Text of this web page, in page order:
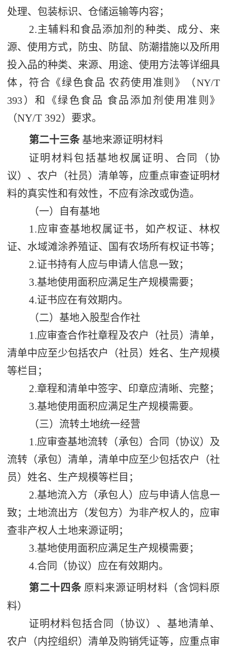
处理、包装标识、仓储运输等内容；
2.主辅料和食品添加剂的种类、成分、来
源、使用方式，防虫、防鼠、防潮措施以及所用
投入品的种类、来源、用途、使用方法等详细具
体，符合《绿色食品 农药使用准则》（NY/T
393）和《绿色食品 食品添加剂使用准则》
（NY/T 392） 要求。
第二十三条 基地来源证明材料
证明材料包括基地权属证明、合同（协
议）、农户（社员）清单等，应重点审查证明材
料的真实性和有效性，不应有涂改或伪造。
（一）自有基地
1.应审查基地权属证书，如产权证、林权
证、水域滩涂养殖证、国有农场所有权证书等；
2.证书持有人应与申请人信息一致；
3.基地使用面积应满足生产规模需要；
4.证书应在有效期内。
（二）基地入股型合作社
1.应审查合作社章程及农户（社员）清单，
清单中应至少包括农户（社员）姓名、生产规模
等栏目；
2.章程和清单中签字、印章应清晰、完整；
3.基地使用面积应满足生产规模需要。
（三）流转土地统一经营
1.应审查基地流转（承包）合同（协议）及
流转（承包）清单，清单中应至少包括农户（社
员）姓名、生产规模等栏目；
2.基地流入方（承包人）应与申请人信息一
致；土地流出方（发包方）为非产权人的，应审
查非产权人土地来源证明；
3.基地使用面积应满足生产规模需要；
4.合同（协议）应在有效期内。
第二十四条 原料来源证明材料（含饲料原
料）
证明材料包括合同（协议）、基地清单、
农户（内控组织）清单及购销凭证等，应重点审